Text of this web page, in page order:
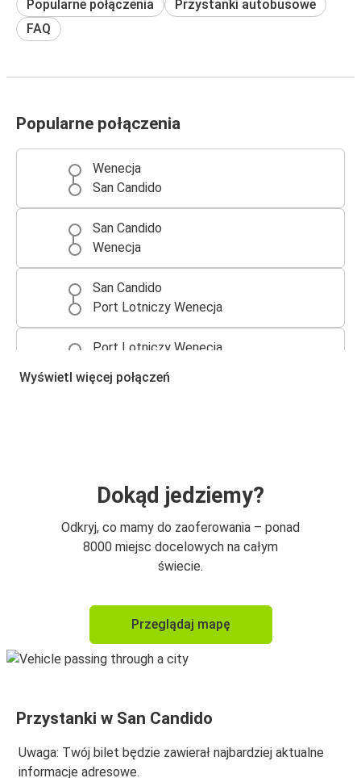
Popularne połączenia
Przystanki autobusowe
FAQ
Popularne połączenia
Wenecja
San Candido
San Candido
Wenecja
San Candido
Port Lotniczy Wenecja
Port Lotniczy Wenecja
Wyświetl więcej połączeń
Dokąd jedziemy?
Odkryj, co mamy do zaoferowania – ponad
8000 miejsc docelowych na całym
świecie.
Przeglądaj mapę
Przystanki w San Candido
Uwaga: Twój bilet będzie zawierał najbardziej aktualne
informacje adresowe.